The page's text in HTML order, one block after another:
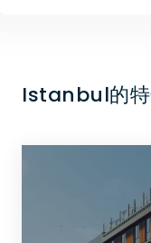
Istanbul的特